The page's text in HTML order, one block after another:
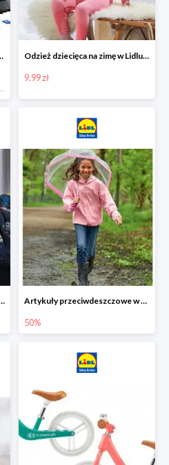
bag lub disc golf Odzież dziecięca na zimę w Lidlu Online od 9,99 zł
9.99 zł
Online od 6,99 zł Artykuły przeciwdeszczowe w Lodilu Online do -50%
50%